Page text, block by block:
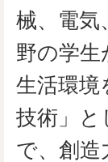
械、電気
野の学生
生活環境
技術」と
で、創造